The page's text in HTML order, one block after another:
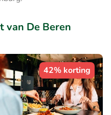
van De Beren
42% korting